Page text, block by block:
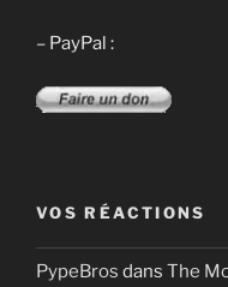
– PayPal :
VOS RÉACTIONS
PypeBros dans The